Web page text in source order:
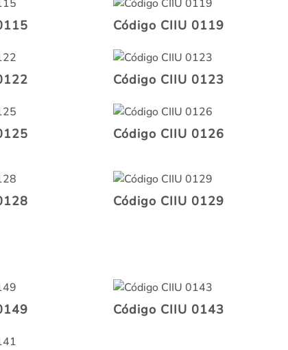
Código CIIU 0119
Código CIIU 0123
Código CIIU 0126
Código CIIU 0129
Código CIIU 0143